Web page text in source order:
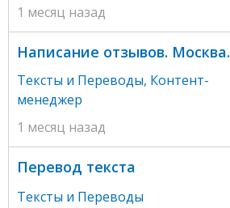
1 месяц назад
Написание отзывов. Москва.
Тексты и Переводы, Контент-
менеджер
1 месяц назад
Перевод текста
Тексты и Переводы